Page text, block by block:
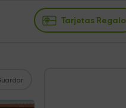
Tarjetas Regalo